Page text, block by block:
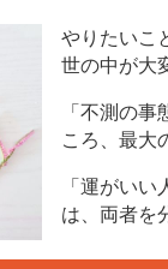
やりたいこ
世の中が大
「不測の
ころ、最大
「運がい
は、両者を